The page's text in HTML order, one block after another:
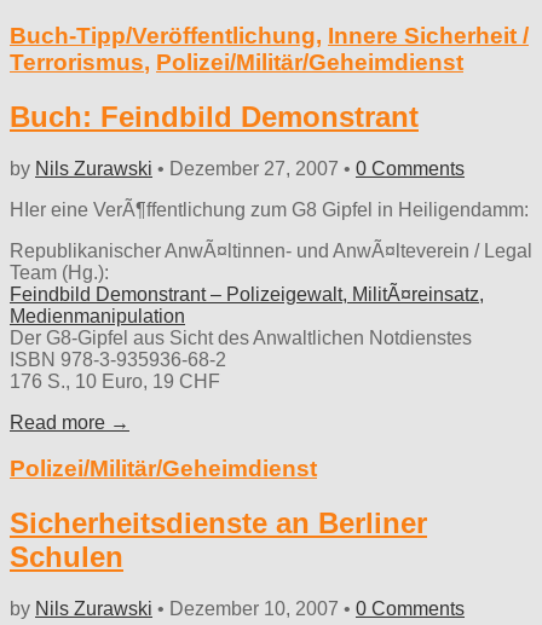
Buch-Tipp/Veröffentlichung, Innere Sicherheit /
Terrorismus, Polizei/Militär/Geheimdienst
Buch: Feindbild Demonstrant
by Nils Zurawski • Dezember 27, 2007 • 0 Comments
HIer eine VerÃ¶ffentlichung zum G8 Gipfel in Heiligendamm:
Republikanischer AnwÃ¤ltinnen- und AnwÃ¤lteverein / Legal
Team (Hg.):
Feindbild Demonstrant – Polizeigewalt, MilitÃ¤reinsatz,
Medienmanipulation
Der G8-Gipfel aus Sicht des Anwaltlichen Notdienstes
ISBN 978-3-935936-68-2
176 S., 10 Euro, 19 CHF
Read more →
Polizei/Militär/Geheimdienst
Sicherheitsdienste an Berliner
Schulen
by Nils Zurawski • Dezember 10, 2007 • 0 Comments